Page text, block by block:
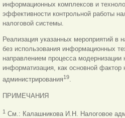
информационных комплексов и
эффективности контрольной работы
налоговой системы.
Реализация указанных мероприятий в
без использования информационных
направлением процесса модернизации
информатизация, как основной фактор
администрирования19.
ПРИМЕЧАНИЯ
1 См.: Калашникова И.Н. Налоговое